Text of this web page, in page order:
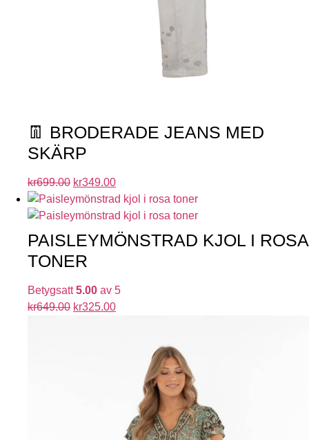
👖 BRODERADE JEANS MED
SKÄRP
kr699.00 kr349.00
PAISLEYMÖNSTRAD KJOL I ROSA
TONER
Betygsatt5.00 av 5
kr649.00 kr325.00